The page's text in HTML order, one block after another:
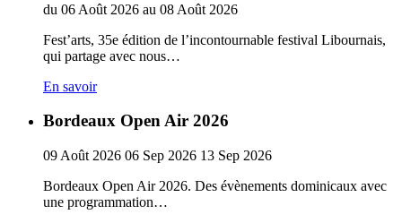
du 06 Août 2026 au 08 Août 2026
Fest’arts, 35e édition de l’incontournable festival Libournais,
qui partage avec nous…
En savoir
Bordeaux Open Air 2026
09 Août 2026 06 Sep 2026 13 Sep 2026
Bordeaux Open Air 2026. Des évènements dominicaux avec
une programmation…